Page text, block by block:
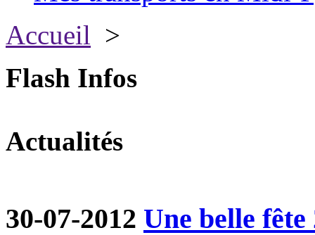
Accueil >
Flash Infos
Actualités
30-07-2012 Une belle fête